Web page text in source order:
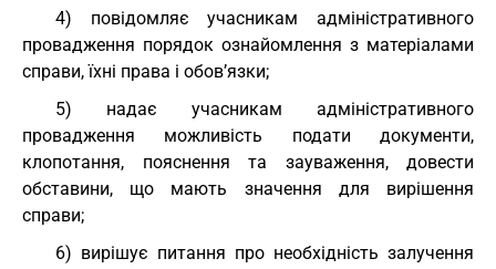
4) повідомляє учасникам адміністративного
провадження порядок ознайомлення з матеріалами
справи, їхні права і обов’язки;
5) надає учасникам адміністративного
провадження можливість подати документи,
клопотання, пояснення та зауваження, довести
обставини, що мають значення для вирішення
справи;
6) вирішує питання про необхідність залучення